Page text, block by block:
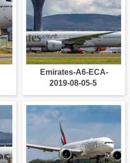
Emirates-A6-ECA-
2019-08-05-5